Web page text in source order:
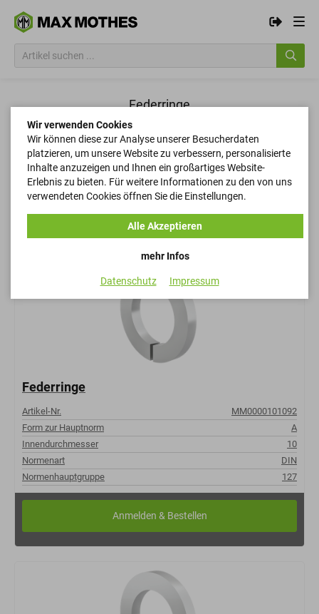
Federringe
Filtern
Filtern
Federringe
Artikel-Nr.
MM0000101092
Form zur Hauptnorm
A
Innendurchmesser
10
Normenart
DIN
Normenhauptgruppe
127
Wir verwenden Cookies
Wir können diese zur Analyse unserer Besucherdaten
platzieren, um unsere Website zu verbessern, personalisierte
Inhalte anzuzeigen und Ihnen ein großartiges Website-
Erlebnis zu bieten. Für weitere Informationen zu den von uns
verwendeten Cookies öffnen Sie die Einstellungen.
mehr Infos
Alle Akzeptieren
Datenschutz Impressum